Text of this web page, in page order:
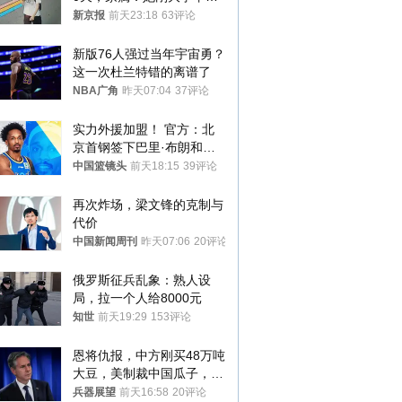
想到山里旅行
新京报 前天23:18 63评论
新版76人强过当年宇宙勇？
这一次杜兰特错的离谱了
NBA广角 昨天07:04 37评论
实力外援加盟！ 官方：北
京首钢签下巴里·布朗和桑
普森
中国篮镜头 前天18:15 39评论
再次炸场，梁文锋的克制与
代价
中国新闻周刊 昨天07:06 20评论
俄罗斯征兵乱象：熟人设
局，拉一个人给8000元
知世 前天19:29 153评论
恩将仇报，中方刚买48万吨
大豆，美制裁中国瓜子，布
林肯措辞变了
兵器展望 前天16:58 20评论